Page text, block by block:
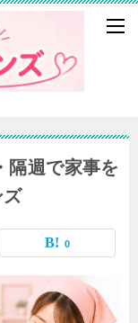
隔週で家事を
ズ
0